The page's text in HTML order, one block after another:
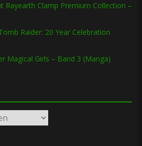
Rayearth Clamp Premium Collection –
Raider: 20 Year Celebration
Magical Girls – Band 3 (Manga)